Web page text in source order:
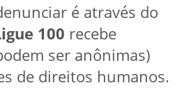
é através do
100 recebe
ser anônimas)
de direitos humanos.